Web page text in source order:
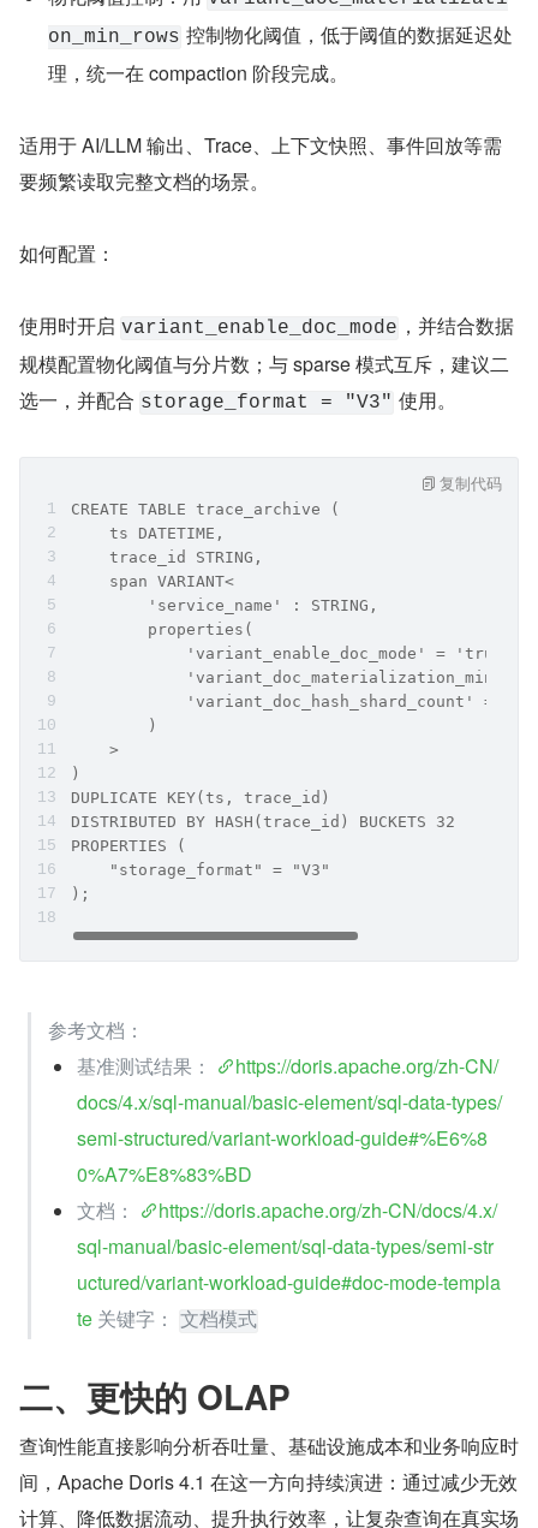
on_min_rows 控制物化阈值，低于阈值的数据延迟处
理，统一在 compaction 阶段完成。
适用于 AI/LLM 输出、Trace、上下文快照、事件回放等需
要频繁读取完整文档的场景。
如何配置：
使用时开启 variant_enable_doc_mode ，并结合数据
规模配置物化阈值与分片数；与 sparse 模式互斥，建议二
选一，并配合 storage_format = "V3" 使用。
CREATE TABLE trace_archive (
    ts DATETIME,
    trace_id STRING,
    span VARIANT<
        'service_name' : STRING,
        properties(
            'variant_enable_doc_mode' = 'true',
'variant_doc_hash_shard_count' =
        )
    >
)
DUPLICATE KEY(ts, trace_id)
DISTRIBUTED BY HASH(trace_id) BUCKETS 32
PROPERTIES (
    "storage_format" = "V3"
);
复制代码
参考文档：
基准测试结果：
https://doris.apache.org/zh-CN/
docs/4.x/sql-manual/basic-element/sql-data-types/
semi-structured/variant-workload-guide#%E6%8
0%A7%E8%83%BD
文档：
https://doris.apache.org/zh-CN/docs/4.x/
sql-manual/basic-element/sql-data-types/semi-str
uctured/variant-workload-guide#doc-mode-templa
te 关键字： 文档模式
二、更快的 OLAP
查询性能直接影响分析吞吐量、基础设施成本和业务响应时
间，Apache Doris 4.1 在这一方向持续演进：通过减少无效
计算、降低数据流动、提升执行效率，让复杂查询在真实场